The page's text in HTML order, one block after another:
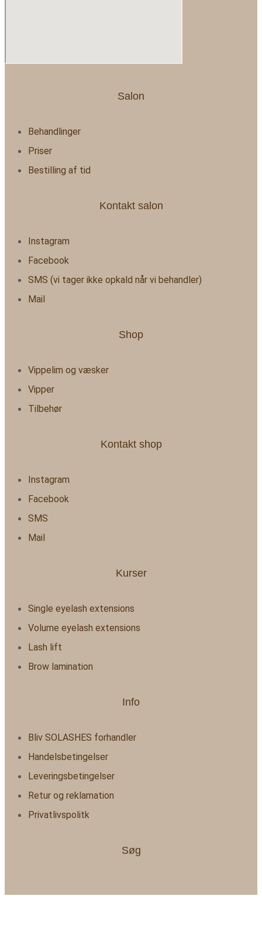
Salon
Behandlinger
Priser
Bestilling af tid
Kontakt salon
Instagram
Facebook
SMS (vi tager ikke opkald når vi behandler)
Mail
Shop
Vippelim og væsker
Vipper
Tilbehør
Kontakt shop
Instagram
Facebook
SMS
Mail
Kurser
Single eyelash extensions
Volume eyelash extensions
Lash lift
Brow lamination
Info
Bliv SOLASHES forhandler
Handelsbetingelser
Leveringsbetingelser
Retur og reklamation
Privatlivspolitk
Søg